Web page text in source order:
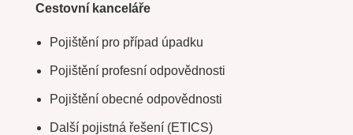
Cestovní kanceláře
Pojištění pro případ úpadku
Pojištění profesní odpovědnosti
Pojištění obecné odpovědnosti
Další pojistná řešení (ETICS)